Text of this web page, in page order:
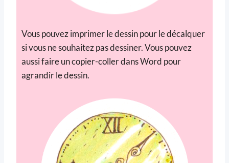
Vous pouvez imprimer le dessin pour le décalquer
si vous ne souhaitez pas dessiner. Vous pouvez
aussi faire un copier-coller dans Word pour
agrandir le dessin.